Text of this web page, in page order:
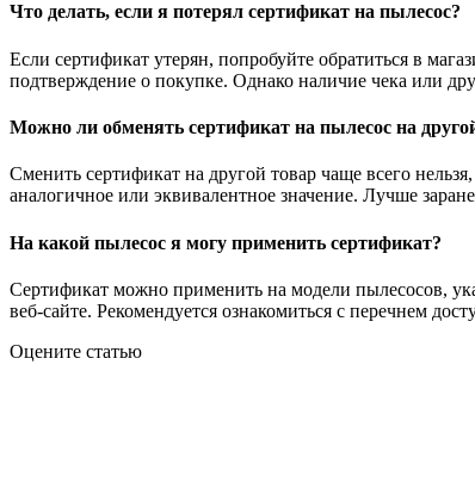
Что делать, если я потерял сертификат на пылесос?
Если сертификат утерян, попробуйте обратиться в
подтверждение о покупке. Однако наличие чека или
Можно ли обменять сертификат на пылесос на
Сменить сертификат на другой товар чаще всего
аналогичное или эквивалентное значение. Лучше
На какой пылесос я могу применить сертификат?
Сертификат можно применить на модели пылесосов,
веб-сайте. Рекомендуется ознакомиться с перечнем
Оцените статью